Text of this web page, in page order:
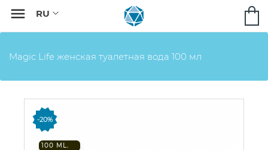

Magic Life женская туалетная вода 100 мл
-20%
100 ML.